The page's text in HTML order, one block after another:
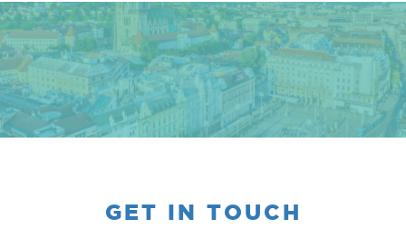
GET IN TOUCH